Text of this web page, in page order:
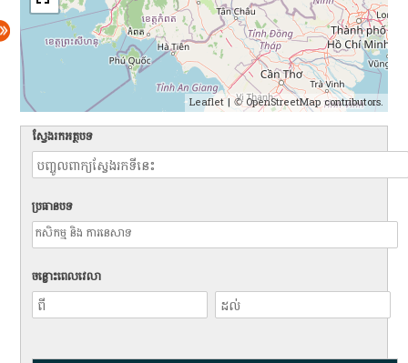
Leaflet| © OpenStreetMapcontributors.
ស្វែងរកអត្ថបទ
ប្រធានបទ
ចន្លោះពេលវេលា